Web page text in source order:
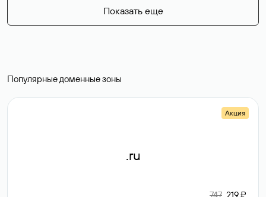
Показать еще
Популярные доменные зоны
Акция
.ru